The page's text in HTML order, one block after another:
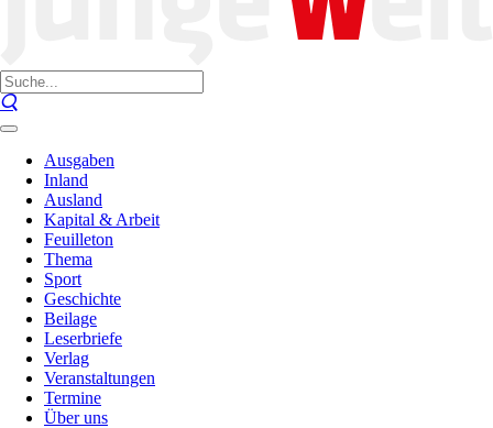
Ausgaben
Inland
Ausland
Kapital & Arbeit
Feuilleton
Thema
Sport
Geschichte
Beilage
Leserbriefe
Verlag
Veranstaltungen
Termine
Über uns